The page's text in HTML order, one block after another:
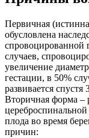
Первичная
обусловлена
спровоцированной
случаев,
увеличение
гестации, в 50%
развивается
Вторичная форма –
плода во время
причин: